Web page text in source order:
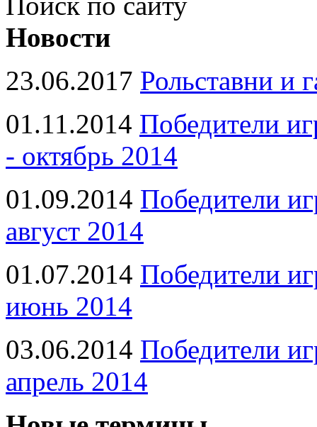
Новости
23.06.2017 Рольставни и
01.11.2014 Победители
- октябрь 2014
01.09.2014 Победители
август 2014
01.07.2014 Победители
июнь 2014
03.06.2014 Победители
апрель 2014